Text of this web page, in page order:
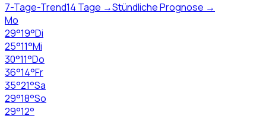
7-Tage-Trend14 Tage →Stündliche Prognose →
Mo
29°19°Di
25°11°Mi
30°11°Do
36°14°Fr
35°21°Sa
29°18°So
29°12°